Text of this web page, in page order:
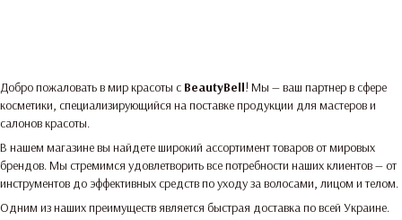
Добро пожаловать в мир красоты с BeautyBell! Мы — ваш партнер в сфере
косметики, специализирующийся на поставке продукции для мастеров и
салонов красоты.
В нашем магазине вы найдете широкий ассортимент товаров от мировых
брендов. Мы стремимся удовлетворить все потребности наших клиентов — от
инструментов до эффективных средств по уходу за волосами, лицом и телом.
Одним из наших преимуществ является быстрая доставка по всей Украине.